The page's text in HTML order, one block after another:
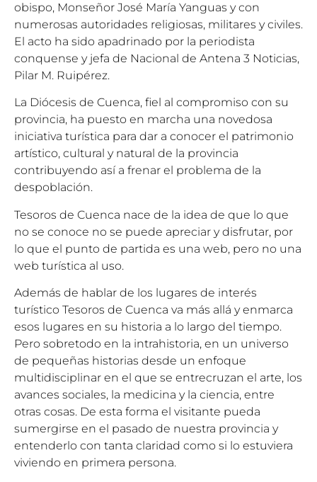
obispo, Monseñor José María Yanguas y con
numerosas autoridades religiosas, militares y civiles.
El acto ha sido apadrinado por la periodista
conquense y jefa de Nacional de Antena 3 Noticias,
Pilar M. Ruipérez.
La Diócesis de Cuenca, fiel al compromiso con su
provincia, ha puesto en marcha una novedosa
iniciativa turística para dar a conocer el patrimonio
artístico, cultural y natural de la provincia
contribuyendo así a frenar el problema de la
despoblación.
Tesoros de Cuenca nace de la idea de que lo que
no se conoce no se puede apreciar y disfrutar, por
lo que el punto de partida es una web, pero no una
web turística al uso.
Además de hablar de los lugares de interés
turístico Tesoros de Cuenca va más allá y enmarca
esos lugares en su historia a lo largo del tiempo.
Pero sobretodo en la intrahistoria, en un universo
de pequeñas historias desde un enfoque
multidisciplinar en el que se entrecruzan el arte, los
avances sociales, la medicina y la ciencia, entre
otras cosas. De esta forma el visitante pueda
sumergirse en el pasado de nuestra provincia y
entenderlo con tanta claridad como si lo estuviera
viviendo en primera persona.